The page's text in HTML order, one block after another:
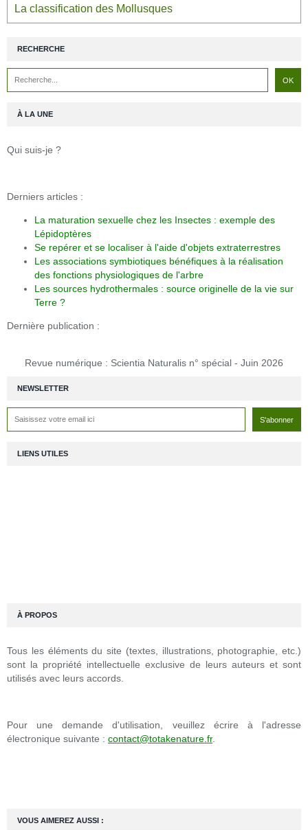
La classification des Mollusques
NEWSLETTER
RECHERCHE
VOUS AIMEREZ AUSSI :
À LA UNE
Qui suis-je ?
Derniers articles :
La maturation sexuelle chez les Insectes : exemple des
Lépidoptères
Se repérer et se localiser à l'aide d'objets extraterrestres
Les associations symbiotiques bénéfiques à la réalisation
des fonctions physiologiques de l'arbre
Les sources hydrothermales : source originelle de la vie sur
Terre ?
Dernière publication :
Revue numérique : Scientia Naturalis n° spécial - Juin 2026
LIENS UTILES
À PROPOS
Tous les éléments du site (textes, illustrations, photographie, etc.)
sont la propriété intellectuelle exclusive de leurs auteurs et sont
utilisés avec leurs accords.
Pour une demande d'utilisation, veuillez écrire à l'adresse
électronique suivante : contact@totakenature.fr